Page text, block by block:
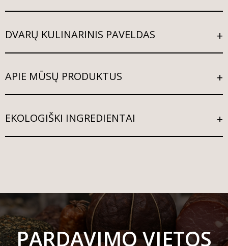
DVARŲ KULINARINIS PAVELDAS
APIE MŪSŲ PRODUKTUS
EKOLOGIŠKI INGREDIENTAI
PARDAVIMO VIETOS